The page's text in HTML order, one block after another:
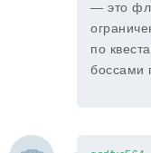
— это
по
боссами